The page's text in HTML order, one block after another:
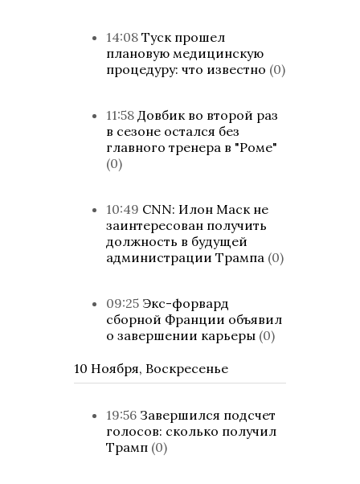
14:08 Туск прошел
плановую медицинскую
процедуру: что известно (0)
11:58 Довбик во второй раз
в сезоне остался без
главного тренера в "Роме"
(0)
10:49 CNN: Илон Маск не
заинтересован получить
должность в будущей
администрации Трампа (0)
09:25 Экс-форвард
сборной Франции объявил
о завершении карьеры (0)
10 Ноября, Воскресенье
19:56 Завершился подсчет
голосов: сколько получил
Трамп (0)